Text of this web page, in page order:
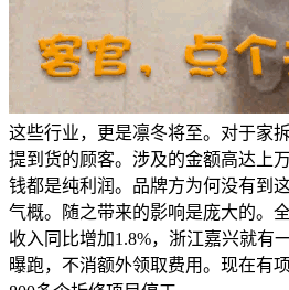
这些行业，更是凛冬将至。对于家
提到货的顾客。涉及的金额高达上
钱都是纯利润。品牌方为何没有到
气概。随之带来的影响是庞大的。
收入同比增加1.8%，浙江嘉兴就有
曝跑，不消额外领取费用。现在有